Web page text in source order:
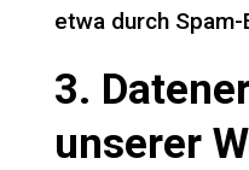
etwa durch Spam-
3.
unserer